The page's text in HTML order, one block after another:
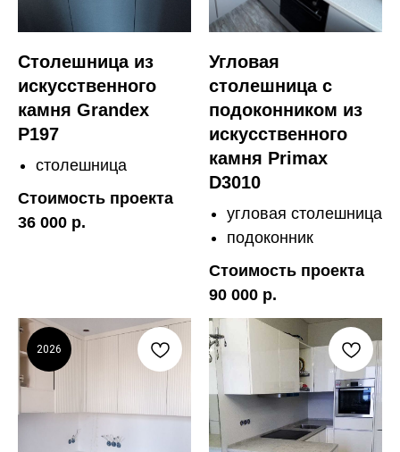
Столешница из
искусственного
камня Grandex
P197
столешница
Стоимость проекта
36 000 р.
Угловая
столешница с
подоконником из
искусственного
камня Primax
D3010
угловая столешница
подоконник
Стоимость проекта
90 000 р.
2026